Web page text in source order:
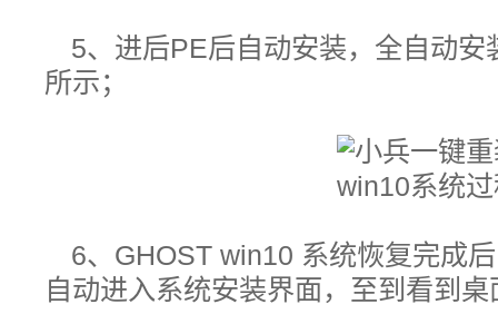
5、进后PE后自动安装，全自动
所示；
6、GHOST win10 系统恢复完成
自动进入系统安装界面，至到看到